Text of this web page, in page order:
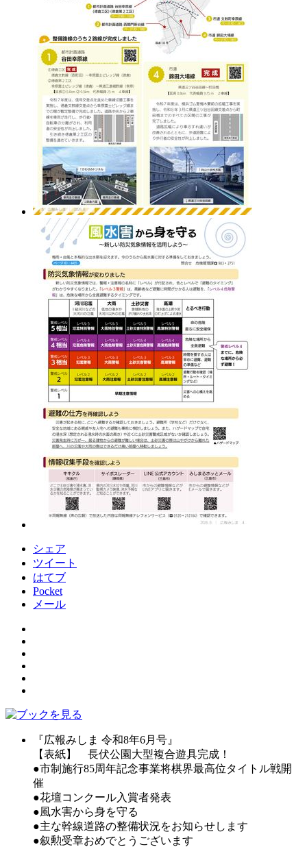
シェア
ツイート
はてブ
Pocket
メール
『広報みしま 令和8年6月号』
【表紙】 長伏公園大型複合遊具完成！
●市制施行85周年記念事業将棋界最高位タイトル戦開
催
●花壇コンクール入賞者発表
●風水害から身を守る
●主な幹線道路の整備状況をお知らせします
●叙勲受章おめでとうございます